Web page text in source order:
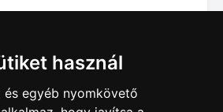
használ
egyéb nyomkövető
2 3 4 5